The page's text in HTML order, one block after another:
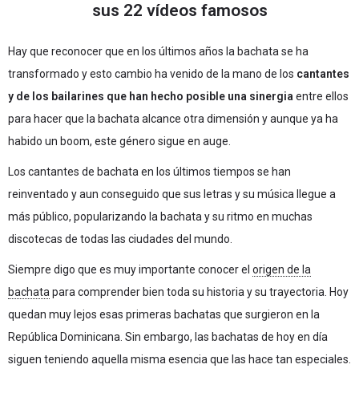
sus 22 vídeos famosos
Hay que reconocer que en los últimos años la bachata se ha
transformado y esto cambio ha venido de la mano de los cantantes
y de los bailarines que han hecho posible una sinergia entre ellos
para hacer que la bachata alcance otra dimensión y aunque ya ha
habido un boom, este género sigue en auge.
Los cantantes de bachata en los últimos tiempos se han
reinventado y aun conseguido que sus letras y su música llegue a
más público, popularizando la bachata y su ritmo en muchas
discotecas de todas las ciudades del mundo.
Siempre digo que es muy importante conocer el origen de la
bachata para comprender bien toda su historia y su trayectoria. Hoy
quedan muy lejos esas primeras bachatas que surgieron en la
República Dominicana. Sin embargo, las bachatas de hoy en día
siguen teniendo aquella misma esencia que las hace tan especiales.